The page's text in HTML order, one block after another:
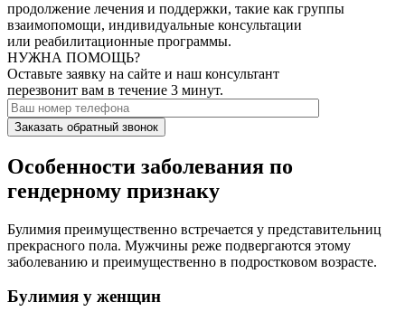
продолжение лечения и поддержки, такие как группы
взаимопомощи, индивидуальные консультации
или реабилитационные программы.
НУЖНА ПОМОЩЬ?
Оставьте заявку на сайте и наш консультант
перезвонит вам в течение 3 минут.
Заказать обратный звонок
Особенности заболевания по
гендерному признаку
Булимия преимущественно встречается у представительниц
прекрасного пола. Мужчины реже подвергаются этому
заболеванию и преимущественно в подростковом возрасте.
Булимия у женщин